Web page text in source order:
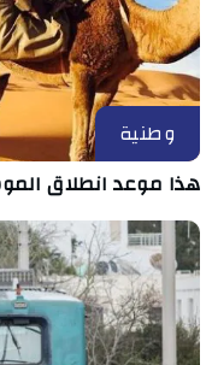
وطنية
هذا موعد انطلاق